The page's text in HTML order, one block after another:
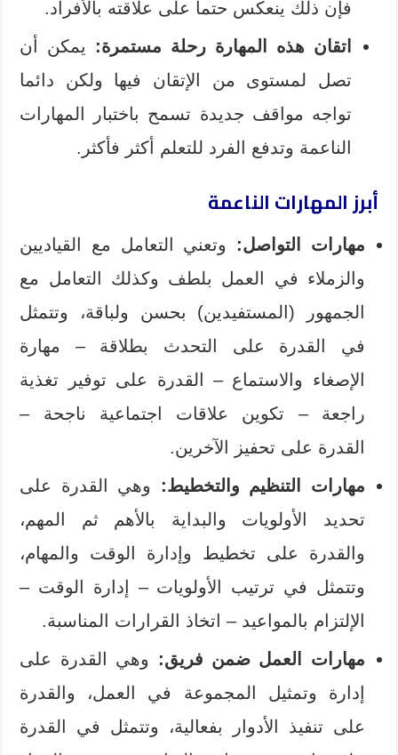
فإن ذلك ينعكس حتما على علاقته بالأفراد.
اتقان هذه المهارة رحلة مستمرة: يمكن أن
تصل لمستوى من الإتقان فيها ولكن دائما
تواجه مواقف جديدة تسمح باختبار المهارات
الناعمة وتدفع الفرد للتعلم أكثر فأكثر.
أبرز المهارات الناعمة
مهارات التواصل: وتعني التعامل مع القياديين
والزملاء في العمل بلطف وكذلك التعامل مع
الجمهور (المستفيدين) بحسن ولباقة، وتتمثل
في القدرة على التحدث بطلاقة – مهارة
الإصغاء والاستماع – القدرة على توفير تغذية
راجعة – تكوين علاقات اجتماعية ناجحة –
القدرة على تحفيز الآخرين.
مهارات التنظيم والتخطيط:
وهي القدرة على
تحديد الأولويات والبداية بالأهم ثم المهم،
والقدرة على تخطيط وإدارة الوقت والمهام،
وتتمثل في ترتيب الأولويات – إدارة الوقت –
الإلتزام بالمواعيد – اتخاذ القرارات المناسبة.
مهارات العمل ضمن فريق:
وهي القدرة على
إدارة وتمثيل المجموعة في العمل، والقدرة
على تنفيذ الأدوار بفعالية، وتتمثل في القدرة